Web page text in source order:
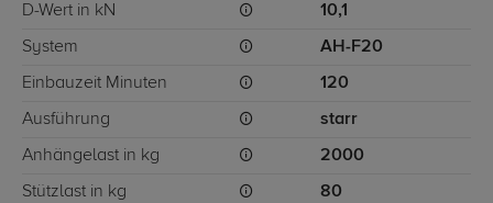
D-Wert in kN 10,1
System AH-F20
Einbauzeit Minuten 120
Ausführung starr
Anhängelast in kg 2000
Stützlast in kg 80